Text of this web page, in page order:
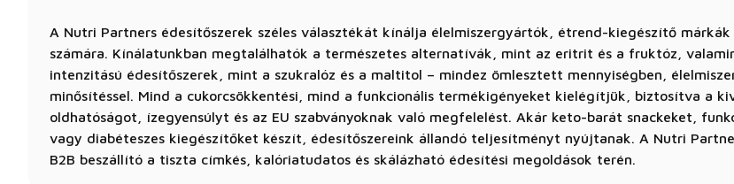
A Nutri Partners édesítőszerek széles választékát kínálja élelmiszergyártók, étrend-kiegészítő
számára. Kínálatunkban megtalálhatók a természetes alternatívák, mint az eritrit és a fruktóz,
intenzitású édesítőszerek, mint a szukralóz és a maltitol – mindez ömlesztett mennyiségben,
minősítéssel. Mind a cukorcsökkentési, mind a funkcionális termékigényeket kielégítjük, biztosítva a
oldhatóságot, ízegyensúlyt és az EU szabványoknak való megfelelést. Akár keto-barát snackeket,
vagy diabéteszes kiegészítőket készít, édesítőszereink állandó teljesítményt nyújtanak. A Nutri
B2B beszállító a tiszta címkés, kalóriatudatos és skálázható édesítési megoldások terén.